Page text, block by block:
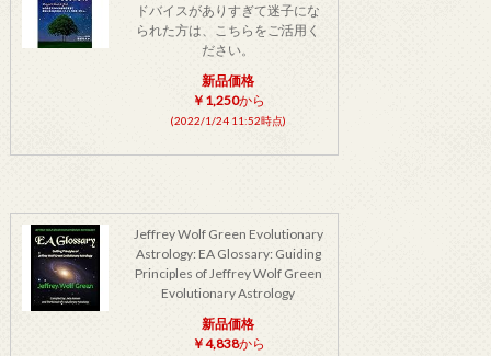
ドバイスがありすぎて迷子にな
られた方は、こちらをご活用く
ださい。
新品価格
￥1,250から
(2022/1/24 11:52時点)
Jeffrey Wolf Green Evolutionary
Astrology: EA Glossary: Guiding
Principles of Jeffrey Wolf Green
Evolutionary Astrology
新品価格
￥4,838から